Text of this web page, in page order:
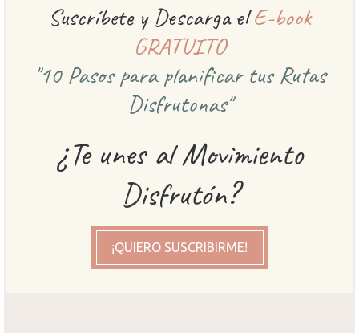
Suscríbete y Descarga elE-book
GRATUITO
"10 Pasos para planificar tus Rutas
Disfrutonas"
¿Te unes al Movimiento
Disfrutón?
¡QUIERO SUSCRIBIRME!